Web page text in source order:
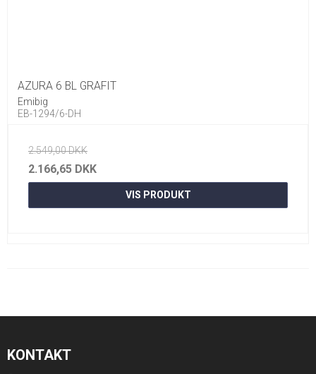
AZURA 6 BL GRAFIT
Emibig
EB-1294/6-DH
2.549,00 DKK
2.166,65 DKK
VIS PRODUKT
KONTAKT